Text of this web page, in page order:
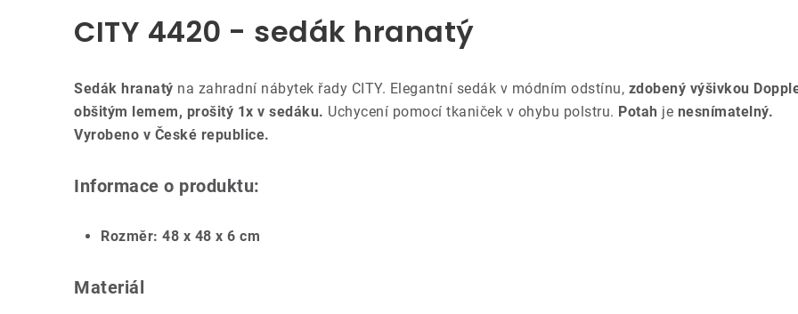
CITY 4420 - sedák hranatý
Sedák hranatý na zahradní nábytek řady CITY. Elegantní sedák v módním odstínu, zdobený výšivkou
obšitým lemem, prošitý 1x v sedáku. Uchycení pomocí tkaniček v ohybu polstru. Potah je nesnímatelný.
Vyrobeno v České republice.
Informace o produktu:
Rozměr: 48 x 48 x 6 cm
Materiál